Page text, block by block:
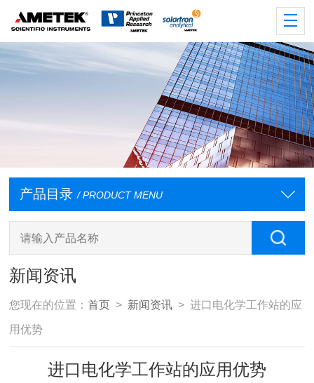
产品目录 / PRODUCT MENU
新闻资讯
您现在的位置：首页 > 新闻资讯 > 进口电化学工作站的应
用优势
进口电化学工作站的应用优势